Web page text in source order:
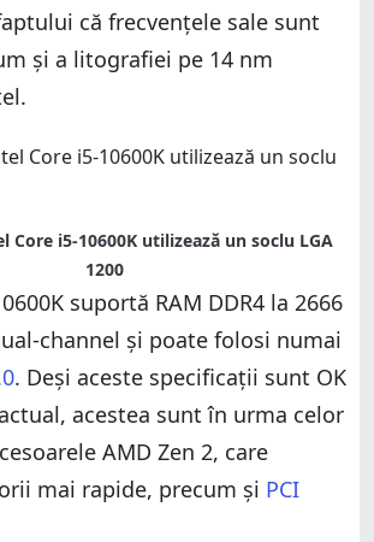
că frecvențele sale sunt
și a litografiei pe 14 nm
Core i5-10600K utilizează un soclu LGA
1200
suportă RAM DDR4 la 2666
channel și poate folosi numai
. Deși aceste specificații sunt OK
acestea sunt în urma celor
AMD Zen 2, care
mai rapide, precum și PCI